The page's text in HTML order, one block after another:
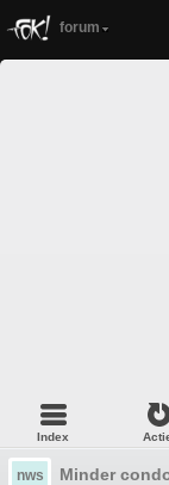
forum
Index
nws Minder